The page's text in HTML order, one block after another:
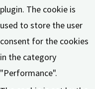
plugin. The cookie is
used to store the user
consent for the cookies
in the category
"Performance".